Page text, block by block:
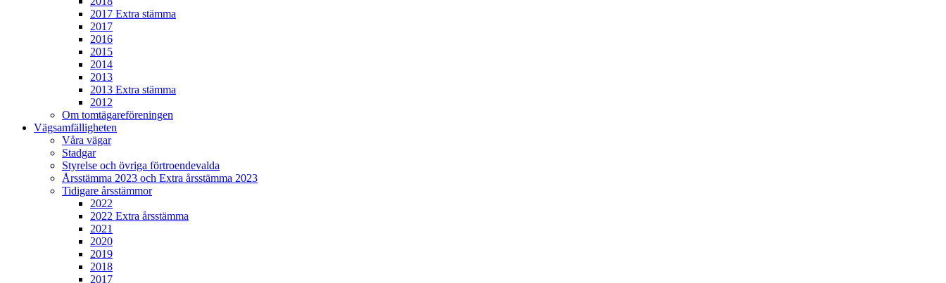
2017 Extra stämma
2017
2016
2015
2014
2013
2013 Extra stämma
2012
Om tomtägareföreningen
Vägsamfälligheten
Våra vägar
Stadgar
Styrelse och övriga förtroendevalda
Årsstämma 2023 och Extra årsstämma 2023
Tidigare årsstämmor
2022
2022 Extra årsstämma
2021
2020
2019
2018
2017